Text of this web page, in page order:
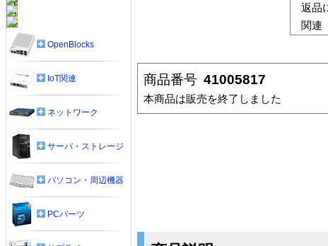
返品
関連
商品番号 41005817
本商品は販売を終了しました
OpenBlocks
IoT関連
ネットワーク
サーバ・ストレージ
パソコン・周辺機器
PCパーツ